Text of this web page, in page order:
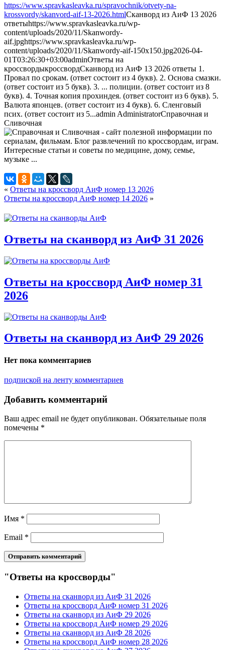
https://www.spravkasleavka.ru/spravochnik/otvety-na-
krossvordy/skanvord-aif-13-2026.htmlСканворд из АиФ 13 2026
ответыhttps://www.spravkasleavka.ru/wp-
content/uploads/2020/11/Skanwordy-
aif.jpghttps://www.spravkasleavka.ru/wp-
content/uploads/2020/11/Skanwordy-aif-150x150.jpg2026-04-
01T03:26:30+03:00adminОтветы на
кроссвордыкроссвордСканворд из АиФ 13 2026 ответы 1.
Провал по срокам. (ответ состоит из 4 букв). 2. Основа смазки.
(ответ состоит из 5 букв). 3. ... полиции. (ответ состоит из 8
букв). 4. Точная копия прохиндея. (ответ состоит из 6 букв). 5.
Валюта японцев. (ответ состоит из 4 букв). 6. Сленговый
псих. (ответ состоит из 5...admin AdministratorСправочная и
Сливочная
« Ответы на кроссворд АиФ номер 13 2026
Ответы на кроссворд АиФ номер 14 2026 »
Ответы на сканворд из АиФ 31 2026
Ответы на кроссворд АиФ номер 31
2026
Ответы на сканворд из АиФ 29 2026
Нет пока комментариев
подпиской на ленту комментариев
Добавить комментарий
Ваш адрес email не будет опубликован. Обязательные поля
помечены *
Имя *
Email *
"Ответы на кроссворды"
Ответы на сканворд из АиФ 31 2026
Ответы на кроссворд АиФ номер 31 2026
Ответы на сканворд из АиФ 29 2026
Ответы на кроссворд АиФ номер 29 2026
Ответы на сканворд из АиФ 28 2026
Ответы на кроссворд АиФ номер 28 2026